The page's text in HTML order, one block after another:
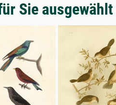
Sie ausgewählt